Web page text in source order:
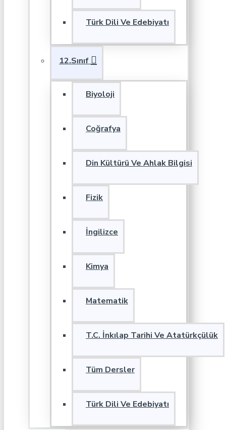
Türk Dili Ve Edebiyatı
12.Sınıf
Biyoloji
Coğrafya
Din Kültürü Ve Ahlak Bilgisi
Fizik
İngilizce
Kimya
Matematik
T.C. İnkılap Tarihi Ve Atatürkçülük
Tüm Dersler
Türk Dili Ve Edebiyatı